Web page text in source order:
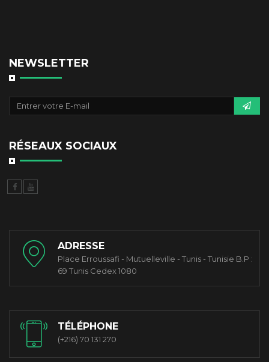
NEWSLETTER
RÉSEAUX SOCIAUX
ADRESSE
Place Erroussafi - Mutuelleville - Tunis - Tunisie B.P :
69 Tunis Cedex 1080
TÉLÉPHONE
(+216) 70 131 270